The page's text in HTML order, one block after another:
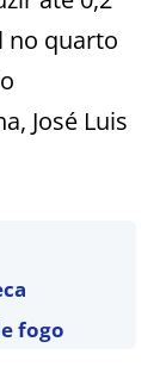
no quarto
José Luis
fogo